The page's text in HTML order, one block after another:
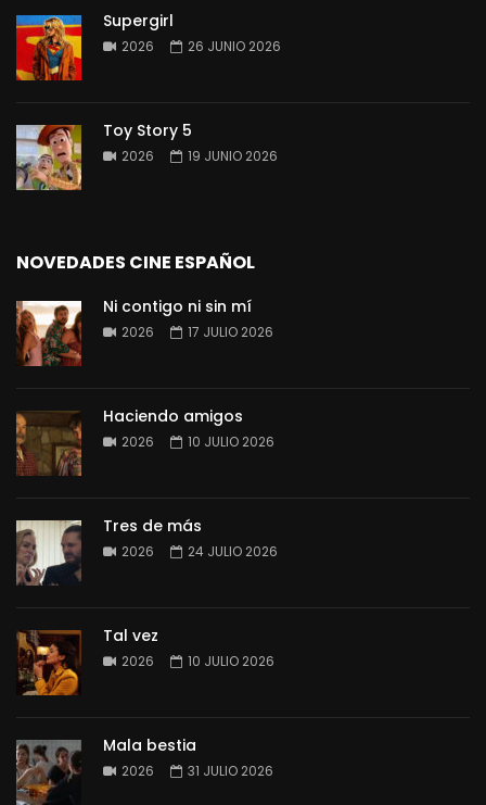
Supergirl
2026 26 JUNIO 2026
Toy Story 5
2026 19 JUNIO 2026
NOVEDADES CINE ESPAÑOL
Ni contigo ni sin mí
2026 17 JULIO 2026
Haciendo amigos
2026 10 JULIO 2026
Tres de más
2026 24 JULIO 2026
Tal vez
2026 10 JULIO 2026
Mala bestia
2026 31 JULIO 2026